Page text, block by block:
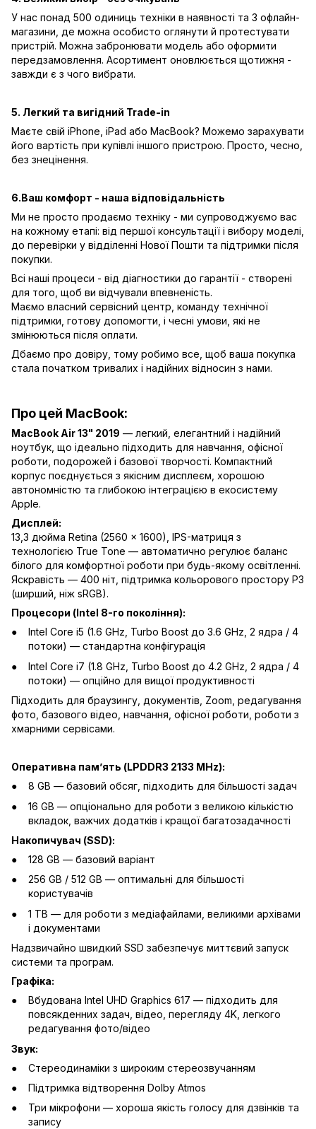
У нас понад 500 одиниць техніки в наявності та 3 офлайн-
магазини, де можна особисто оглянути й протестувати
пристрій. Можна забронювати модель або оформити
передзамовлення. Асортимент оновлюється щотижня -
завжди є з чого вибрати.
5. Легкий та вигідний Trade-in
Маєте свій iPhone, iPad або MacBook? Можемо зарахувати
його вартість при купівлі іншого пристрою. Просто, чесно,
без знецінення.
6.Ваш комфорт - наша відповідальність
Ми не просто продаємо техніку - ми супроводжуємо вас
на кожному етапі: від першої консультації і вибору моделі,
до перевірки у відділенні Нової Пошти та підтримки після
покупки.
Всі наші процеси - від діагностики до гарантії - створені
для того, щоб ви відчували впевненість.
Маємо власний сервісний центр, команду технічної
підтримки, готову допомогти, і чесні умови, які не
змінюються після оплати.
Дбаємо про довіру, тому робимо все, щоб ваша покупка
стала початком тривалих і надійних відносин з нами.
Про цей MacBook:
MacBook Air 13" 2019 — легкий, елегантний і надійний
ноутбук, що ідеально підходить для навчання, офісної
роботи, подорожей і базової творчості. Компактний
корпус поєднується з якісним дисплеєм, хорошою
автономністю та глибокою інтеграцією в екосистему
Apple.
Дисплей:
13,3 дюйма Retina (2560 × 1600), IPS-матриця з
технологією True Tone — автоматично регулює баланс
білого для комфортної роботи при будь-якому освітленні.
Яскравість — 400 ніт, підтримка кольорового простору P3
(ширший, ніж sRGB).
Процесори (Intel 8-го покоління):
Intel Core i5 (1.6 GHz, Turbo Boost до 3.6 GHz, 2 ядра / 4
потоки) — стандартна конфігурація
Intel Core i7 (1.8 GHz, Turbo Boost до 4.2 GHz, 2 ядра / 4
потоки) — опційно для вищої продуктивності
Підходить для браузингу, документів, Zoom, редагування
фото, базового відео, навчання, офісної роботи, роботи з
хмарними сервісами.
Оперативна памʼять (LPDDR3 2133 MHz):
8 GB — базовий обсяг, підходить для більшості задач
16 GB — опціонально для роботи з великою кількістю
вкладок, важчих додатків і кращої багатозадачності
Накопичувач (SSD):
128 GB — базовий варіант
256 GB / 512 GB — оптимальні для більшості
користувачів
1 TB — для роботи з медіафайлами, великими архівами
і документами
Надзвичайно швидкий SSD забезпечує миттєвий запуск
системи та програм.
Графіка:
Вбудована Intel UHD Graphics 617 — підходить для
повсякденних задач, відео, перегляду 4K, легкого
редагування фото/відео
Звук:
Стереодинаміки з широким стереозвучанням
Підтримка відтворення Dolby Atmos
Три мікрофони — хороша якість голосу для дзвінків та
запису